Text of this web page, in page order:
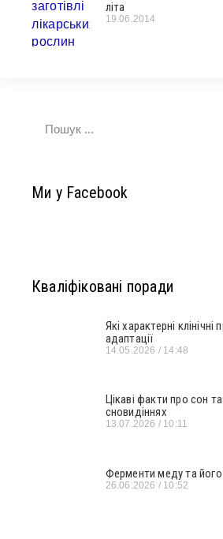
літа
19.06.2014
Ми у Facebook
Кваліфіковані поради
Які характерні
адаптації
14.05.2026 14:48
Цікаві факти про сон
сновидіннях
13.07.2026 10:11
Ферменти меду та
26.06.2026 10:52